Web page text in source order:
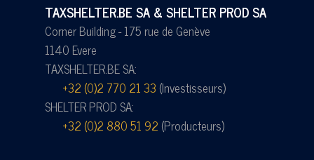
TAXSHELTER.BE SA & SHELTER PROD SA
Corner Building - 175 rue de Genève
1140 Evere
TAXSHELTER.BE SA:
+32 (0)2 770 21 33 (Investisseurs)
SHELTER PROD SA:
+32 (0)2 880 51 92 (Producteurs)